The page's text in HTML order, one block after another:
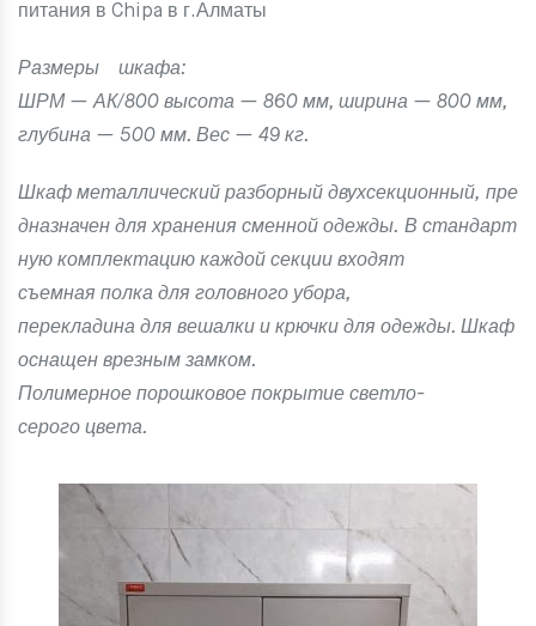
питания в Chipa в г.Алматы
Размеры шкафа:
ШРМ — АК/800 высота — 860 мм, ширина — 800 мм,
глубина — 500 мм. Вес — 49 кг.
Шкаф металлический разборный двухсекционный, пре
дназначен для хранения сменной одежды. В стандарт
ную комплектацию каждой секции входят
съемная полка для головного убора,
перекладина для вешалки и крючки для одежды. Шкаф
оснащен врезным замком.
Полимерное порошковое покрытие светло-
серого цвета.